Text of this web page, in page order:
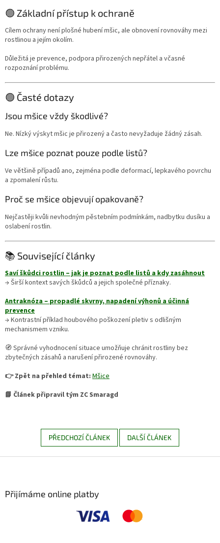
🟢 Základní přístup k ochraně
Cílem ochrany není plošné hubení mšic, ale obnovení rovnováhy mezi
rostlinou a jejím okolím.
Důležitá je prevence, podpora přirozených nepřátel a včasné
rozpoznání problému.
🟢 Časté dotazy
Jsou mšice vždy škodlivé?
Ne. Nízký výskyt mšic je přirozený a často nevyžaduje žádný zásah.
Lze mšice poznat pouze podle listů?
Ve většině případů ano, zejména podle deformací, lepkavého povrchu
a zpomalení růstu.
Proč se mšice objevují opakovaně?
Nejčastěji kvůli nevhodným pěstebním podmínkám, nadbytku dusíku a
oslabení rostlin.
📚 Související články
Saví škůdci rostlin – jak je poznat podle listů a kdy zasáhnout
→ Širší kontext savých škůdců a jejich společné příznaky.
Antraknóza – propadlé skvrny, napadení výhonů a účinná
prevence
→ Kontrastní příklad houbového poškození pletiv s odlišným
mechanismem vzniku.
🧭 Správné vyhodnocení situace umožňuje chránit rostliny bez
zbytečných zásahů a narušení přirozené rovnováhy.
👉 Zpět na přehled témat: Mšice
📘 Článek připravil tým ZC Smaragd
PŘEDCHOZÍ ČLÁNEK DALŠÍ ČLÁNEK
Přijímáme online platby